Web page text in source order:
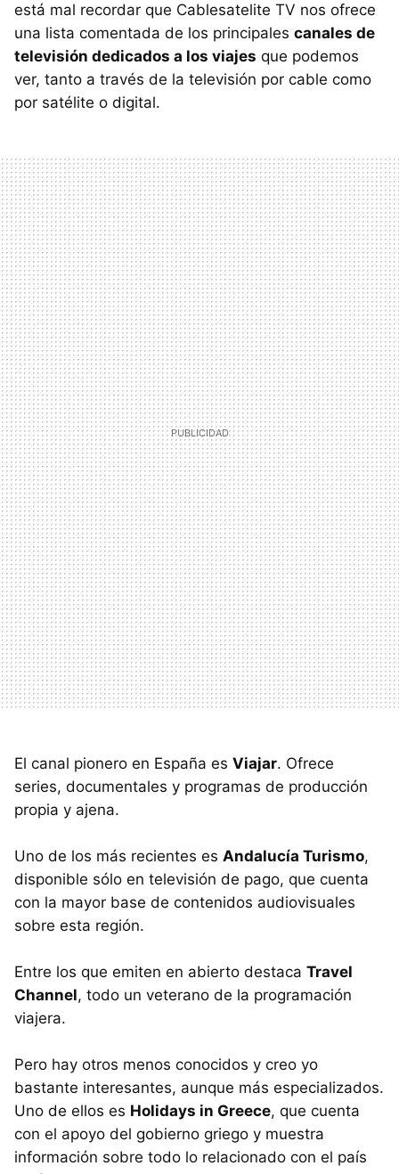
está mal recordar que Cablesatelite TV nos ofrece
una lista comentada de los principales canales de
televisión dedicados a los viajes que podemos
ver, tanto a través de la televisión por cable como
por satélite o digital.
El canal pionero en España es Viajar. Ofrece
series, documentales y programas de producción
propia y ajena.
Uno de los más recientes es Andalucía Turismo,
disponible sólo en televisión de pago, que cuenta
con la mayor base de contenidos audiovisuales
sobre esta región.
Entre los que emiten en abierto destaca Travel
Channel, todo un veterano de la programación
viajera.
Pero hay otros menos conocidos y creo yo
bastante interesantes, aunque más especializados.
Uno de ellos es Holidays in Greece, que cuenta
con el apoyo del gobierno griego y muestra
información sobre todo lo relacionado con el país